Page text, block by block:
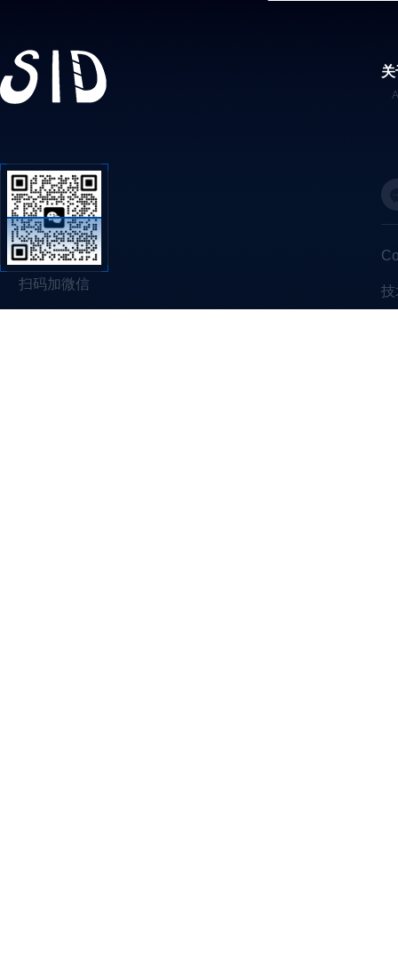
扫码加微信 技